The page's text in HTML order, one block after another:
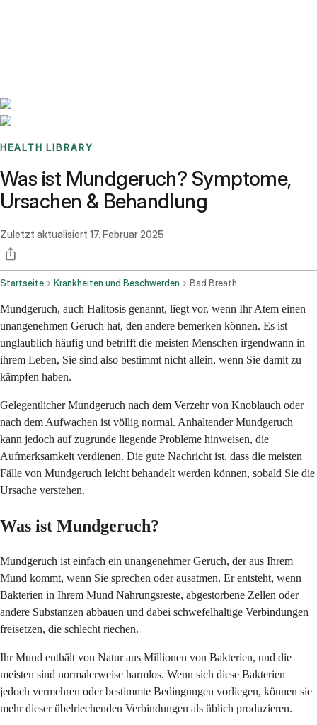
HEALTH LIBRARY
Was ist Mundgeruch? Symptome,
Ursachen & Behandlung
Zuletzt aktualisiert 17. Februar 2025
Startseite Krankheiten und Beschwerden Bad Breath
Mundgeruch, auch Halitosis genannt, liegt vor, wenn Ihr Atem einen
unangenehmen Geruch hat, den andere bemerken können. Es ist
unglaublich häufig und betrifft die meisten Menschen irgendwann in
ihrem Leben, Sie sind also bestimmt nicht allein, wenn Sie damit zu
kämpfen haben.
Gelegentlicher Mundgeruch nach dem Verzehr von Knoblauch oder
nach dem Aufwachen ist völlig normal. Anhaltender Mundgeruch
kann jedoch auf zugrunde liegende Probleme hinweisen, die
Aufmerksamkeit verdienen. Die gute Nachricht ist, dass die meisten
Fälle von Mundgeruch leicht behandelt werden können, sobald Sie die
Ursache verstehen.
Was ist Mundgeruch?
Mundgeruch ist einfach ein unangenehmer Geruch, der aus Ihrem
Mund kommt, wenn Sie sprechen oder ausatmen. Er entsteht, wenn
Bakterien in Ihrem Mund Nahrungsreste, abgestorbene Zellen oder
andere Substanzen abbauen und dabei schwefelhaltige Verbindungen
freisetzen, die schlecht riechen.
Ihr Mund enthält von Natur aus Millionen von Bakterien, und die
meisten sind normalerweise harmlos. Wenn sich diese Bakterien
jedoch vermehren oder bestimmte Bedingungen vorliegen, können sie
mehr dieser übelriechenden Verbindungen als üblich produzieren.